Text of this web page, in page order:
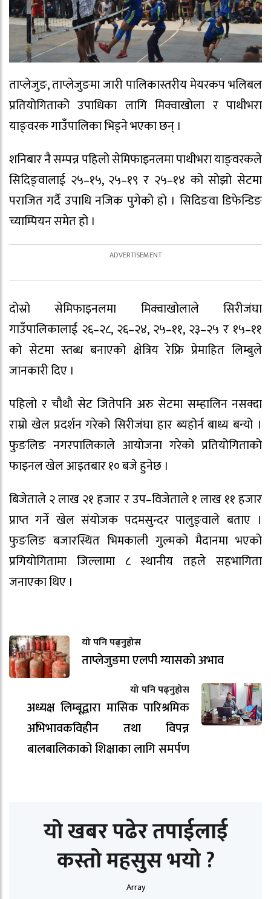
ताप्लेजुङ, ताप्लेजुङमा जारी पालिकास्तरीय मेयरकप भलिबल
प्रतियोगिताको उपाधिका लागि मिक्वाखोला र पाथीभरा
याङ्वरक गाउँपालिका भिड्ने भएका छन् ।
शनिबार नै सम्पन्न पहिलो सेमिफाइनलमा पाथीभरा याङ्वरकले
सिदिङ्वालाई २५–१५, २५–१९ र २५–१४ को सोझो सेटमा
पराजित गर्दै उपाधि नजिक पुगेको हो । सिदिङवा डिफेन्डिङ
च्याम्पियन समेत हो ।
दोस्रो सेमिफाइनलमा मिक्वाखोलाले सिरीजंघा
गाउँपालिकालाई २६–२८, २६–२४, २५–११, २३–२५ र १५–११
को सेटमा स्तब्ध बनाएको क्षेत्रिय रेफ्रि प्रेमाहित लिम्बुले
जानकारी दिए ।
पहिलो र चौथौ सेट जितेपनि अरु सेटमा सम्हालिन नसक्दा
राम्रो खेल प्रदर्शन गरेको सिरीजंघा हार ब्यहोर्न बाध्य बन्यो ।
फुङलिङ नगरपालिकाले आयोजना गरेको प्रतियोगिताको
फाइनल खेल आइतबार १० बजे हुनेछ ।
बिजेताले २ लाख २१ हजार र उप–विजेताले १ लाख ११ हजार
प्राप्त गर्ने खेल संयोजक पदमसुन्दर पालुङ्वाले बताए ।
फुङलिङ बजारस्थित भिमकाली गुल्मको मैदानमा भएको
प्रगियोगितामा जिल्लामा ८ स्थानीय तहले सहभागिता
जनाएका थिए ।
यो पनि पढ्नुहोस
ताप्लेजुङमा एलपी ग्यासको अभाव
यो पनि पढ्नुहोस
अध्यक्ष लिम्बूद्वारा मासिक पारिश्रमिक
अभिभावकविहीन तथा विपन्न
बालबालिकाको शिक्षाका लागि समर्पण
यो खबर पढेर तपाईलाई
कस्तो महसुस भयो ?
Array